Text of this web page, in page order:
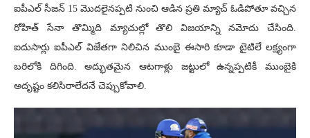
ఐపీఎల్ సీజన్ 15 మొదలైనప్పటి నుంచి ఆడిన ప్రతి మ్యాచ్ ఓడిపోతూ వచ్చిన
రోహిత్ సేనా తొమ్మిది మ్యాచుల్లో తొలి విజయాన్ని నమోదు చేసింది.
ఐదుసార్లు ఐపీఎల్ విజేతగా నిలిచిన ముంబై ఈసారి కూడా టైటిలే లక్ష్యంగా
బరిలోకి దిగింది. అద్భుతమైన ఆటగాళ్లు జట్టులో ఉన్నప్పటికీ ముంబైకి
అదృష్టం కలిసిరాలేదనే చెప్పుకోవాలి.